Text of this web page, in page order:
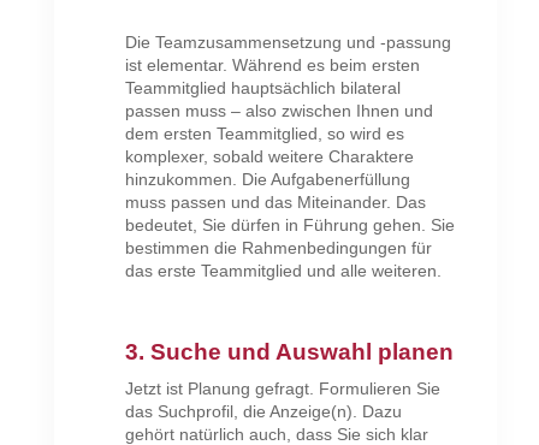
Die Teamzusammensetzung und -passung
ist elementar. Während es beim ersten
Teammitglied hauptsächlich bilateral
passen muss – also zwischen Ihnen und
dem ersten Teammitglied, so wird es
komplexer, sobald weitere Charaktere
hinzukommen. Die Aufgabenerfüllung
muss passen und das Miteinander. Das
bedeutet, Sie dürfen in Führung gehen. Sie
bestimmen die Rahmenbedingungen für
das erste Teammitglied und alle weiteren.
3. Suche und Auswahl planen
Jetzt ist Planung gefragt. Formulieren Sie
das Suchprofil, die Anzeige(n). Dazu
gehört natürlich auch, dass Sie sich klar